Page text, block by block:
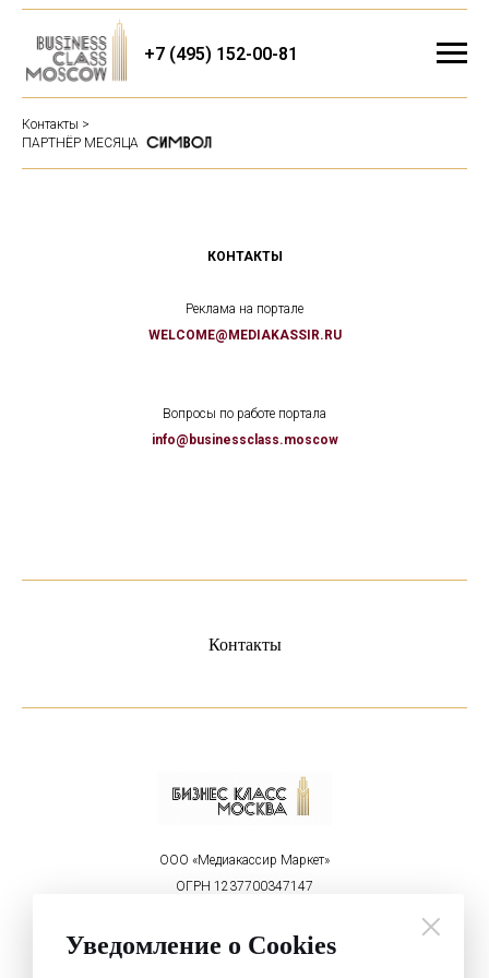
Уведомление о Cookies
+7 (495) 152-00-81
Контакты >
ПАРТНЁР МЕСЯЦА
КОНТАКТЫ
Реклама на портале
WELCOME@MEDIAKASSIR.RU
Вопросы по работе портала
info@businessclass.moscow
Контакты
ООО «Медиакассир Маркет»
ОГРН 1237700347147
Реклама на портале: